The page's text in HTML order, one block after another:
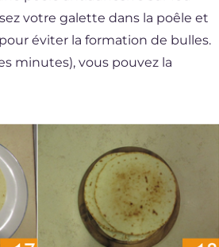
votre galette dans la poêle et
pour éviter la formation de bulles.
minutes), vous pouvez la